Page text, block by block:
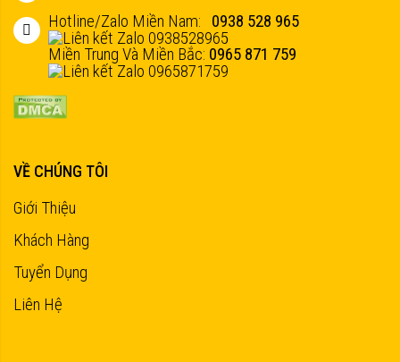
Hotline/Zalo Miền Nam: 0938 528 965
Miền Trung Và Miền Bắc: 0965 871 759
VỀ CHÚNG TÔI
Giới Thiệu
Khách Hàng
Tuyển Dụng
Liên Hệ